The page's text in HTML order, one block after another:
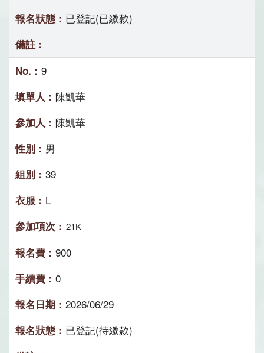
已登記(已繳款)
9
陳凱華
陳凱華
男
39
L
21K
900
0
2026/06/29
已登記(待繳款)